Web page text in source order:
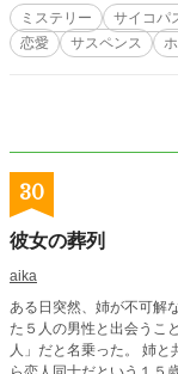
ミステリー サイコパ
恋愛
サスペンス
30
彼女の葬列
aika
ある日突然、姉が不可解
た５人の男性と出会うこ
人」だと名乗った。 姉と共に暮らしていたという２人の男性。 １５年以上前か